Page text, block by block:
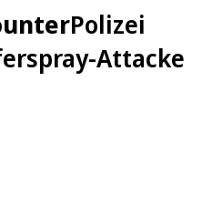
Polizei
Attacke